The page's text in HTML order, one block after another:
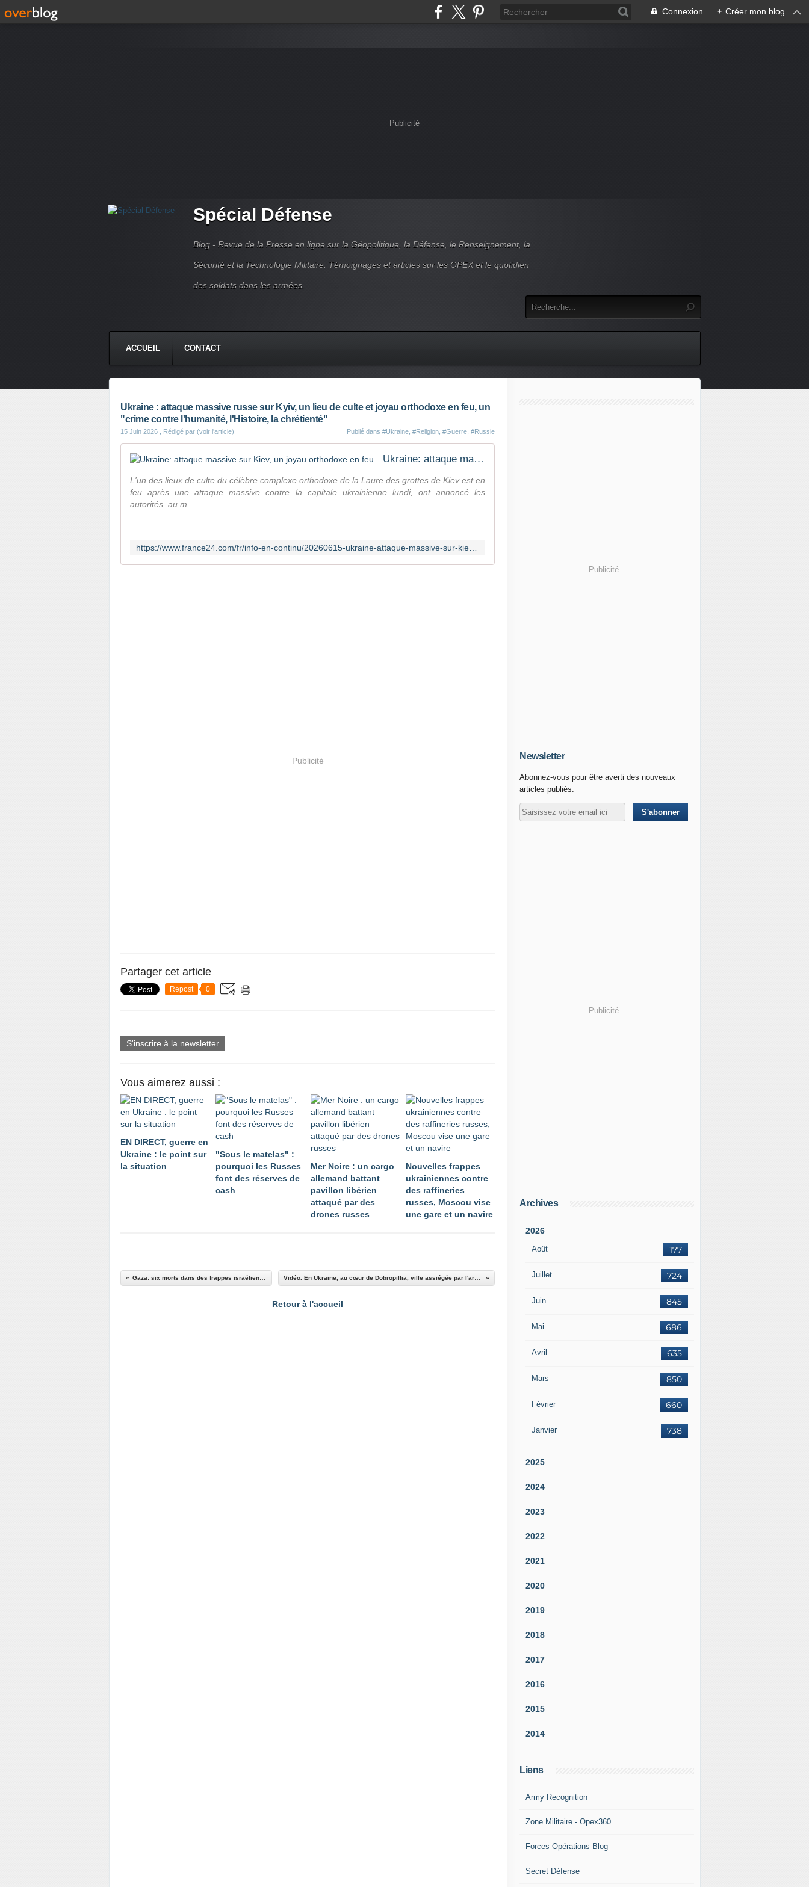
Connexion + Créer mon blog
Publicité
Spécial Défense
Blog - Revue de la Presse en ligne sur la Géopolitique, la Défense, le Renseignement, la
Sécurité et la Technologie Militaire. Témoignages et articles sur les OPEX et le quotidien
des soldats dans les armées.
ACCUEIL CONTACT
Ukraine : attaque massive russe sur Kyiv, un lieu de culte et joyau orthodoxe en feu, un
"crime contre l'humanité, l'Histoire, la chrétienté"
15 Juin 2026 , Rédigé par (voir l'article) Publié dans #Ukraine #Religion #Guerre #Russie
Ukraine: attaque massive sur Kiev, un joyau orthodoxe en feu
L'un des lieux de culte du célèbre complexe orthodoxe de la Laure des grottes de Kiev est en
feu après une attaque massive contre la capitale ukrainienne lundi, ont annoncé les
autorités, au m...
Publicité
Partager cet article
Repost 0
S'inscrire à la newsletter
Vous aimerez aussi :
EN DIRECT, guerre en
Ukraine : le point sur
la situation
"Sous le matelas" :
pourquoi les Russes
font des réserves de
cash
Mer Noire : un cargo
allemand battant
pavillon libérien
attaqué par des
drones russes
Nouvelles frappes
ukrainiennes contre
des raffineries
russes, Moscou vise
une gare et un navire
Vidéo. En Ukraine, au cœur de Dobropillia, ville assiégée par l'armée russe et pilonnée sans répit
Retour à l'accueil
Publicité
Newsletter
Abonnez-vous pour être averti des nouveaux
articles publiés.
Publicité
Archives
2026
Août 177
Juillet 724
Juin 845
Mai 686
Avril 635
Mars 850
Février 660
Janvier 738
2025
2024
2023
2022
2021
2020
2019
2018
2017
2016
2015
2014
Liens
Army Recognition
Zone Militaire - Opex360
Forces Opérations Blog
Secret Défense